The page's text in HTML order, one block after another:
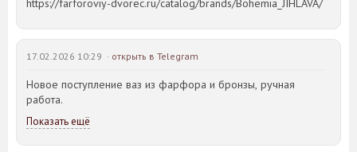
17.02.2026 10:29 · открыть в Telegram
Новое поступление ваз из фарфора и бронзы, ручная
работа.
Показать ещё